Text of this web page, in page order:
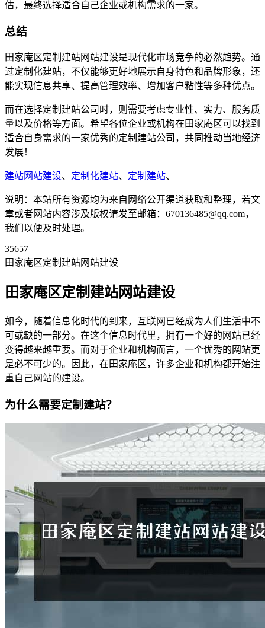
估，最终选择适合自己企业或机构需求的一家。
总结
田家庵区定制建站网站建设是现代化市场竞争的必然趋势。通
过定制化建站，不仅能够更好地展示自身特色和品牌形象，还
能实现信息共享、提高管理效率、增加客户粘性等多种优点。
而在选择定制建站公司时，则需要考虑专业性、实力、服务质
量以及价格等方面。希望各位企业或机构在田家庵区可以找到
适合自身需求的一家优秀的定制建站公司，共同推动当地经济
发展！
建站网站建设、 定制化建站、 定制建站、
说明：本站所有资源均为来自网络公开渠道获取和整理，若文
章或者网站内容涉及版权请发至邮箱：670136485@qq.com，
我们以便及时处理。
35657
田家庵区定制建站网站建设
田家庵区定制建站网站建设
如今，随着信息化时代的到来，互联网已经成为人们生活中不
可或缺的一部分。在这个信息时代里，拥有一个好的网站已经
变得越来越重要。而对于企业和机构而言，一个优秀的网站更
是必不可少的。因此，在田家庵区，许多企业和机构都开始注
重自己网站的建设。
为什么需要定制建站？